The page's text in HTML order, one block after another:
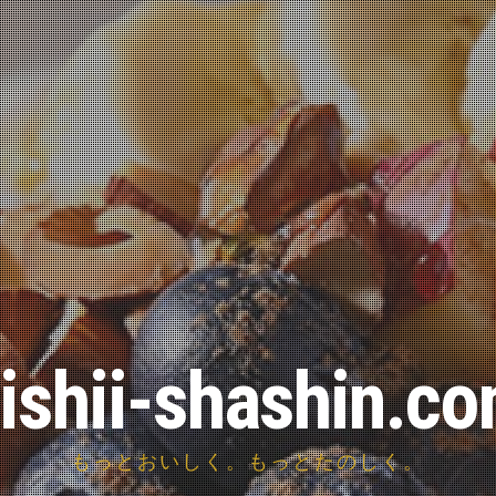
もっとおいしく。もっとたのしく。